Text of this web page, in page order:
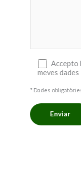
Accepto
meves dades
* Dades